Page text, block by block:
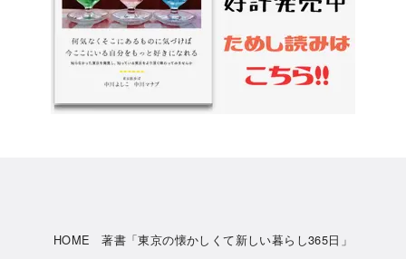
HOME 著書「東京の懐かしくて新しい暮らし365日」